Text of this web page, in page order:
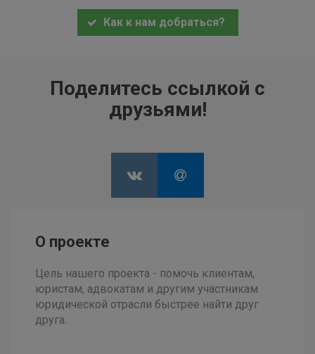
Как к нам добраться?
Поделитесь ссылкой с
друзьями!
О проекте
Цель нашего проекта - помочь клиентам,
юристам, адвокатам и другим участникам
юридической отрасли быстрее найти друг
друга.